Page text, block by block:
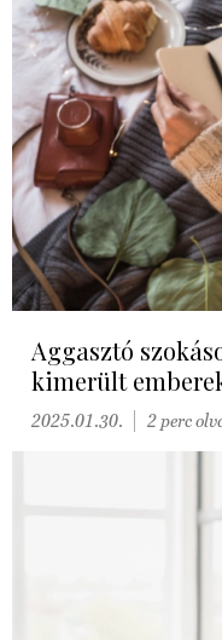
Aggasztó
kimerült
2025.01.30. 2 perc